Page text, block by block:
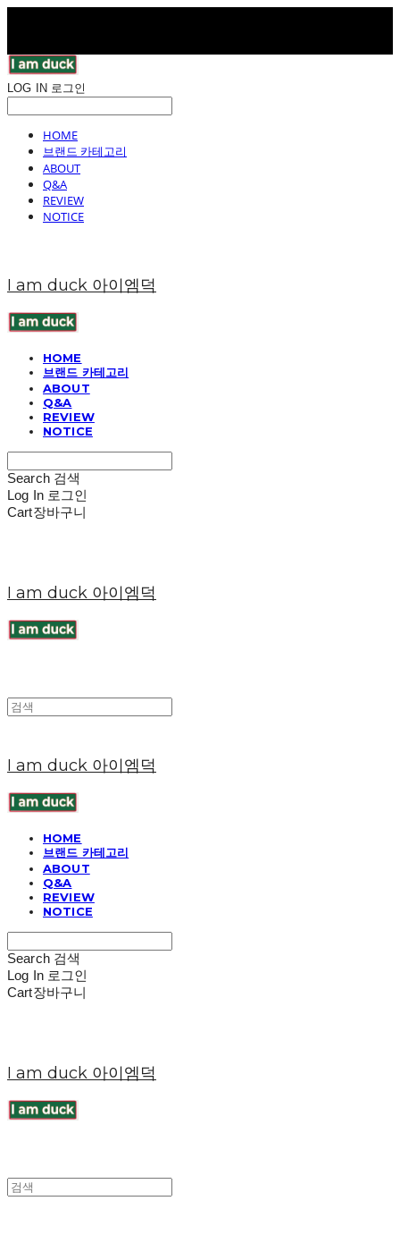
LOG IN 로그인
HOME
브랜드 카테고리
ABOUT
Q&A
REVIEW
NOTICE
I am duck 아이엠덕
HOME
브랜드 카테고리
ABOUT
Q&A
REVIEW
NOTICE
Search 검색
Log In 로그인
Cart장바구니
I am duck 아이엠덕
I am duck 아이엠덕
HOME
브랜드 카테고리
ABOUT
Q&A
REVIEW
NOTICE
Search 검색
Log In 로그인
Cart장바구니
I am duck 아이엠덕